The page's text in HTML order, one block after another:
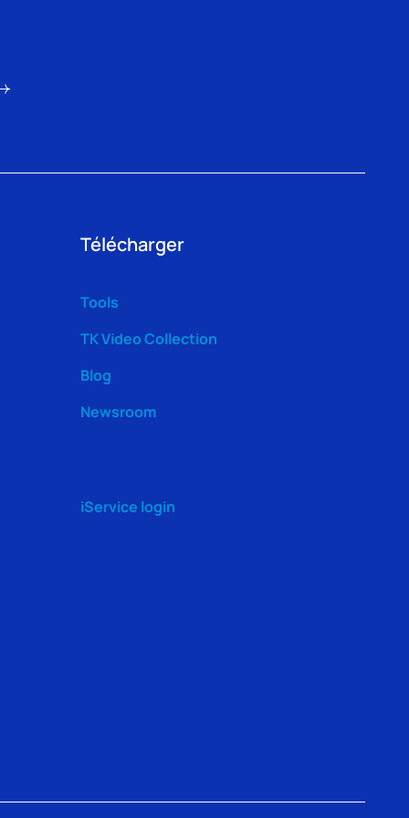
Télécharger
Tools
TK Video Collection
Blog
Newsroom
iService login